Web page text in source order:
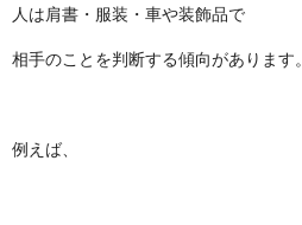
人は肩書・服装・車や装飾品で
相手のことを判断する傾向があります。
例えば、